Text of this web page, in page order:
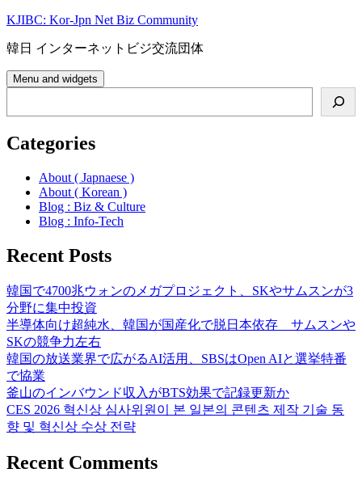
Skip
content
KJIBC: Kor-Jpn Net Biz Community
韓日 インターネットビジ交流団体
Menu and widgets
Categories
About ( Japnaese )
About ( Korean )
Blog : Biz & Culture
Blog : Info-Tech
Recent Posts
韓国で4700兆ウォンのメガプロジェクト、SKやサムスンが3
分野に集中投資
半導体向け超純水、韓国が国産化で脱日本依存 サムスンや
SKの競争力左右
韓国の放送業界で広がるAI活用、SBSはOpen AIと選挙特番
で協業
釜山のインバウンド収入がBTS効果で記録更新か
CES 2026 혁신상 심사위원이 본 일본의 콘텐츠 제작 기술 동
향 및 혁신상 수상 전략
Recent Comments